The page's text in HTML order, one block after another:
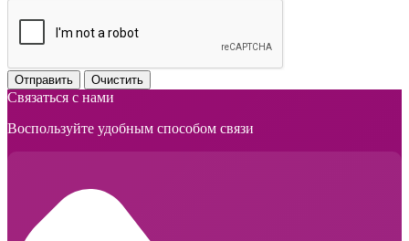
Отправить Очистить
Связаться с нами
Воспользуйте удобным способом связи